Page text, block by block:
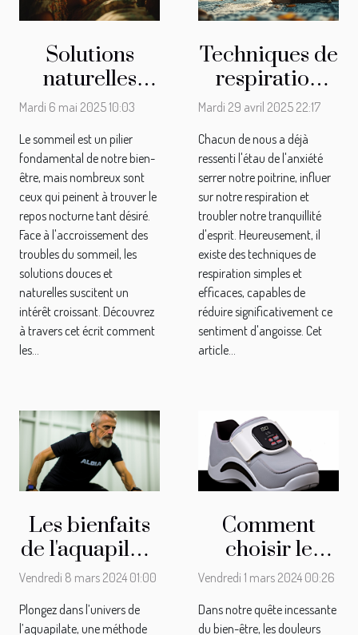
Solutions
naturelles
contre les
troubles du
sommeil
plantes et
pratiques
pour retrouver
un sommeil
réparateur
Mardi 6 mai 2025 10:03
Le sommeil est un pilier
fondamental de notre bien-
être, mais nombreux sont
ceux qui peinent à trouver le
repos nocturne tant désiré.
Face à l'accroissement des
troubles du sommeil, les
solutions douces et
naturelles suscitent un
intérêt croissant. Découvrez
à travers cet écrit comment
les...
Techniques de
respiration
pour l'anxiété
soulagez votre
esprit avec des
méthodes
simples et
efficaces
Mardi 29 avril 2025 22:17
Chacun de nous a déjà
ressenti l'étau de l'anxiété
serrer notre poitrine, influer
sur notre respiration et
troubler notre tranquillité
d'esprit. Heureusement, il
existe des techniques de
respiration simples et
efficaces, capables de
réduire significativement ce
sentiment d'angoisse. Cet
article...
Les bienfaits
de l'aquapilate
pour
améliorer la
posture et
Vendredi 8 mars 2024 01:00
Plongez dans l’univers de
l’aquapilate, une méthode
Comment
choisir le
meilleur
masseur pied
électrique
Vendredi 1 mars 2024 00:26
Dans notre quête incessante
du bien-être, les douleurs